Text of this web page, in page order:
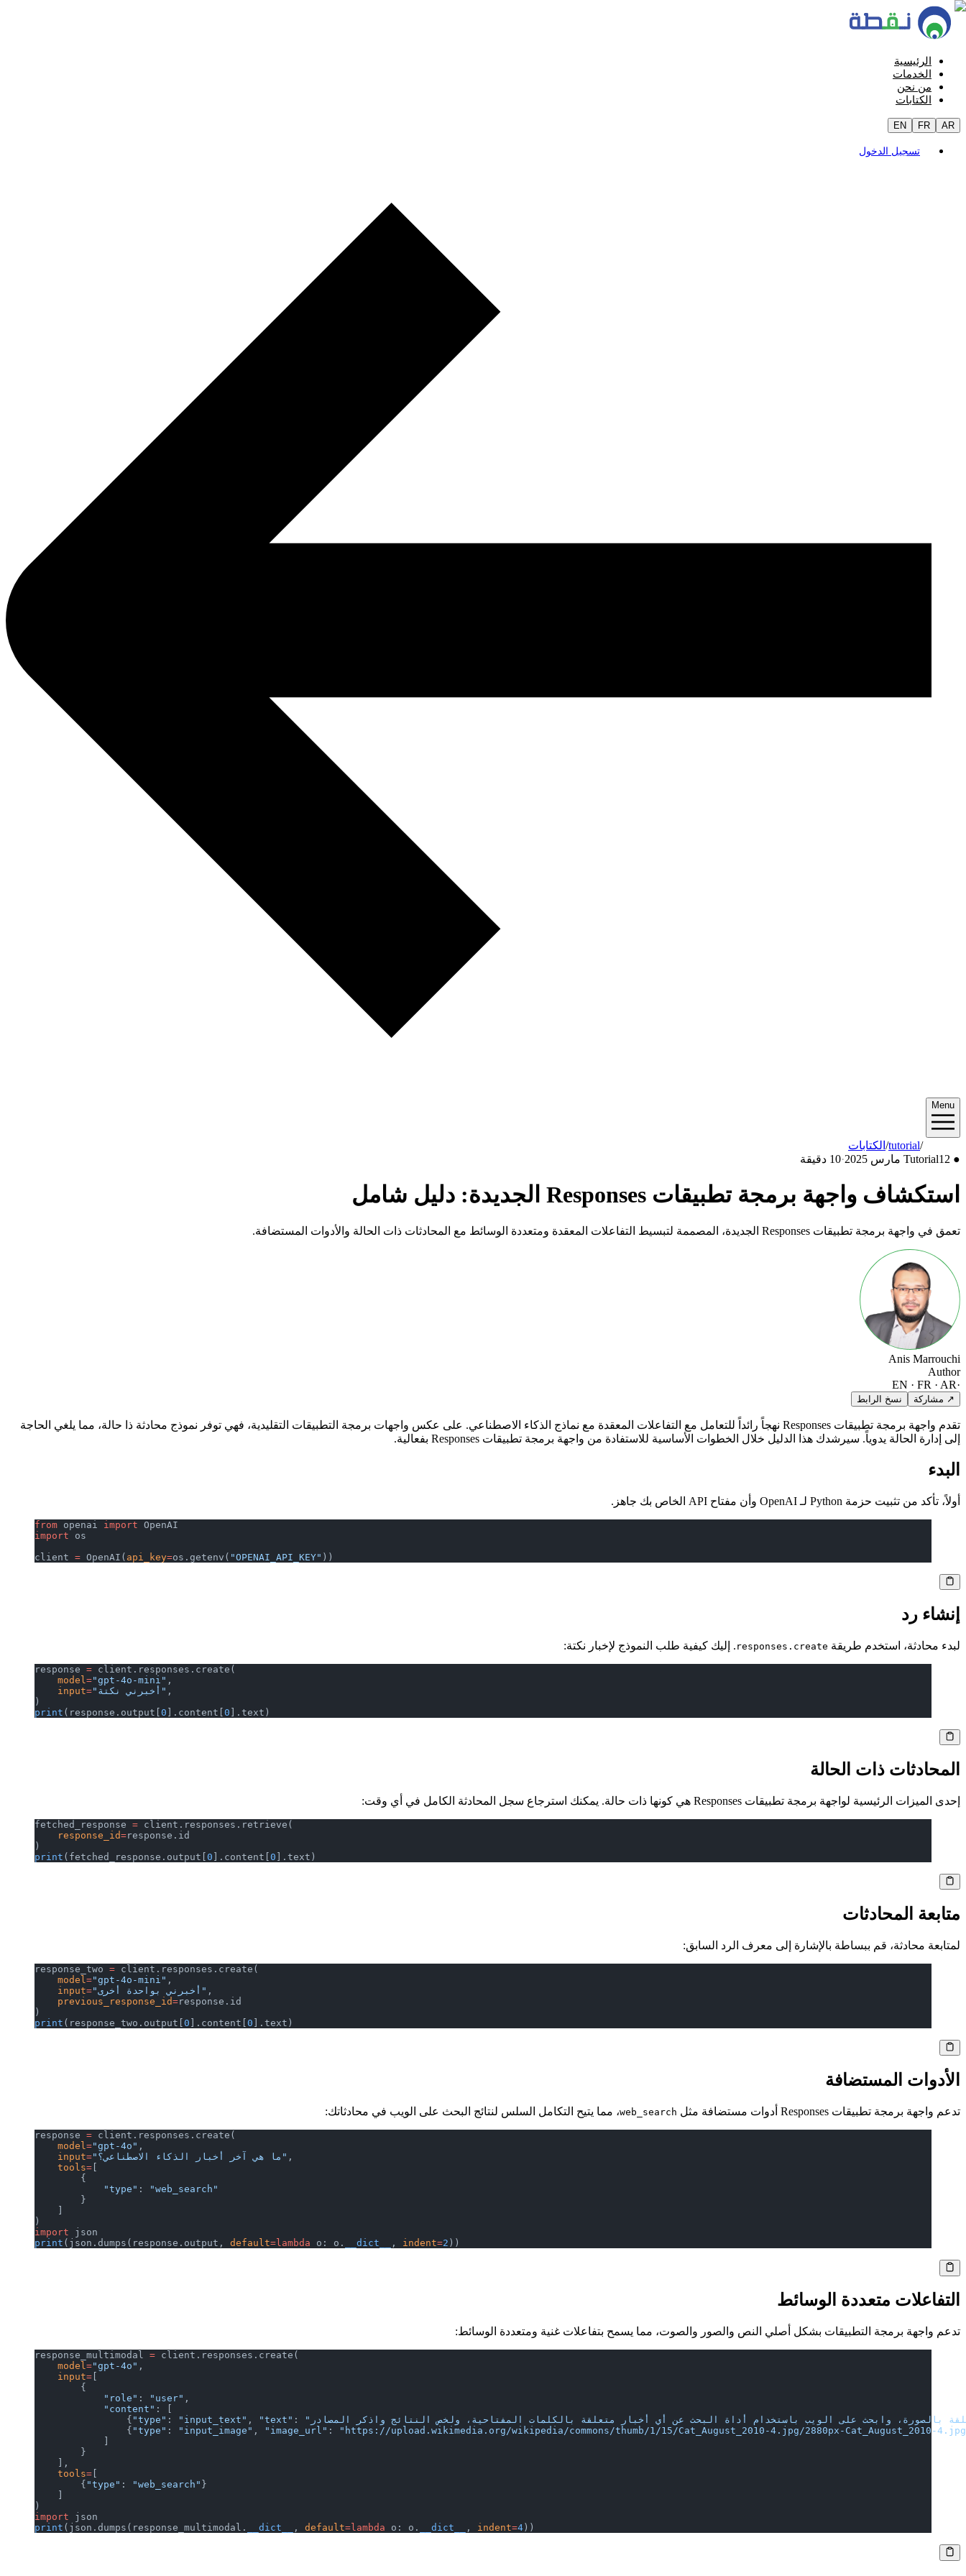
الرئيسية
الخدمات
من نحن
الكتابات
EN FR AR
تسجيل الدخول
Menu
الكتابات /tutorial/2025/03
●
Tutorial12 مارس 2025 ·10 دقيقة
استكشاف واجهة برمجة تطبيقات Responses الجديدة: دليل شامل
تعمق في واجهة برمجة تطبيقات Responses الجديدة، المصممة لتبسيط التفاعلات المعقدة ومتعددة الوسائط مع المحادثات ذات الحالة والأدوات المستضافة.
Anis Marrouchi
Author
·
EN · FR · AR
↗ مشاركة نسخ الرابط
تقدم واجهة برمجة تطبيقات Responses نهجاً رائداً للتعامل مع التفاعلات المعقدة مع نماذج الذكاء الاصطناعي. على عكس واجهات برمجة التطبيقات التقليدية، فهي توفر نموذج محادثة ذا حالة، مما يلغي الحاجة
إلى إدارة الحالة يدوياً. سيرشدك هذا الدليل خلال الخطوات الأساسية للاستفادة من واجهة برمجة تطبيقات Responses بفعالية.
البدء
أولاً، تأكد من تثبيت حزمة Python لـ OpenAI وأن مفتاح API الخاص بك جاهز.
from openai import OpenAI
import os
client = OpenAI( api_key=os.getenv( "OPENAI_API_KEY" ))
إنشاء رد
لبدء محادثة، استخدم طريقة responses.create . إليك كيفية طلب النموذج لإخبار نكتة:
response = client.responses.create(
    model
="gpt-4o-mini" ,
    input
= "أخبرني نكتة" ,
)
print (response.output[ 0 ].content[ 0 ].text)
المحادثات ذات الحالة
إحدى الميزات الرئيسية لواجهة برمجة تطبيقات Responses هي كونها ذات حالة. يمكنك استرجاع سجل المحادثة الكامل في أي وقت:
fetched_response = client.responses.retrieve(
    response_id
=response.id
)
print (fetched_response.output[ 0 ].content[ 0 ].text)
متابعة المحادثات
لمتابعة محادثة، قم ببساطة بالإشارة إلى معرف الرد السابق:
response_two = client.responses.create(
    model
="gpt-4o-mini" ,
    input
= "أخبرني بواحدة أخرى" ,
    previous_response_id
=response.id
)
print (response_two.output[ 0 ].content[ 0 ].text)
الأدوات المستضافة
تدعم واجهة برمجة تطبيقات Responses أدوات مستضافة مثل web_search، مما يتيح التكامل السلس لنتائج البحث على الويب في محادثاتك:
response = client.responses.create(
    model
="gpt-4o" ,
    input
= "ما هي آخر أخبار الذكاء الاصطناعي؟" ,
    tools
=
        {
            "type"
:
"web_search"
        }
)
import json
print (json.dumps(response.output, default=lambda o: o. __dict__ , indent=2 ))
التفاعلات متعددة الوسائط
تدعم واجهة برمجة التطبيقات بشكل أصلي النص والصور والصوت، مما يسمح بتفاعلات غنية ومتعددة الوسائط:
response_multimodal = client.responses.create(
    model
="gpt-4o" ,
    input
=
        {
            "role"
: "user" ,
            "content"
: [
                {
"type" : "input_text" , "text" :
                {
"type" : "input_image" , "image_url" :
"https://upload.wikimedia.org/wikipedia/commons/thumb/1/15/Cat_August_2010-4.jpg/2880px-Cat_August_2010-
        }
    ],
    tools
=
        {
"type" : "web_search" }
)
import json
print (json.dumps(response_multimodal. __dict__ , default=lambda o: o. __dict__ , indent=4 ))